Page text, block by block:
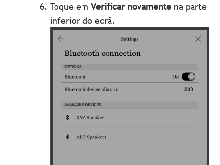
Toque emVerificar novamente na parte
inferior do ecrã.